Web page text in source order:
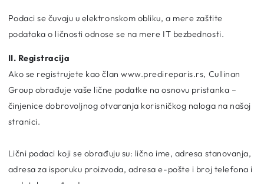
Podaci se čuvaju u elektronskom obliku, a mere zaštite
podataka o ličnosti odnose se na mere IT bezbednosti.
II. Registracija
Ako se registrujete kao član www.predireparis.rs, Cullinan
Group obrađuje vaše lične podatke na osnovu pristanka –
činjenice dobrovoljnog otvaranja korisničkog naloga na našoj
stranici.
Lični podaci koji se obrađuju su: lično ime, adresa stanovanja,
adresa za isporuku proizvoda, adresa e-pošte i broj telefona i